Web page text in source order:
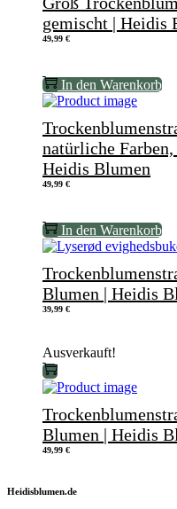
gemischt | Heidis
49,99 €
In den Warenkorb
natürliche
Heidis Blumen
49,99 €
In den Warenkorb
Blumen | Heidis
39,99 €
Ausverkauft!
Blumen | Heidis
49,99 €
Heidisblumen.de